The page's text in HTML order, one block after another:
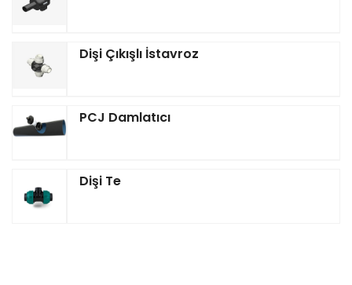
Dişi Çıkışlı İstavroz
PCJ Damlatıcı
Dişi Te